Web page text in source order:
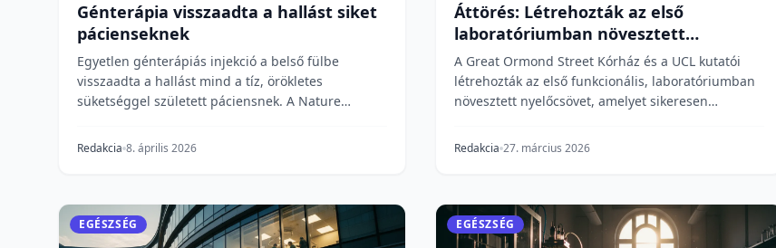
Génterápia visszaadta a hallást siket
pácienseknek
Egyetlen génterápiás injekció a belső fülbe
visszaadta a hallást mind a tíz, örökletes
süketséggel született páciensnek. A Nature
Redakcia 8. április 2026
Áttörés: Létrehozták az első
laboratóriumban növesztett
nyelőcsövet
A Great Ormond Street Kórház és a UCL kutatói
létrehozták az első funkcionális, laboratóriumban
növesztett nyelőcsövet, amelyet sikeresen
Redakcia 27. március 2026
EGÉSZSÉG EGÉSZSÉG